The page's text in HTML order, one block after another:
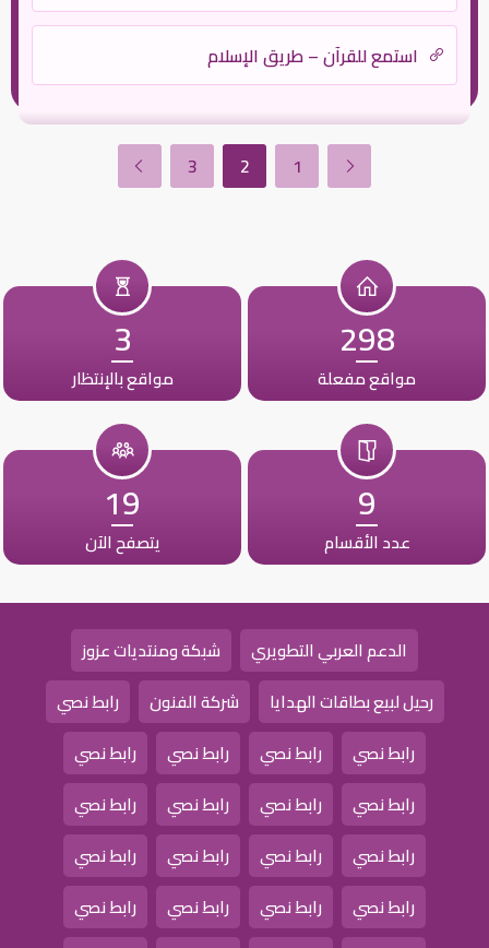
استمع للقرآن – طريق الإسلام
1
2
3
298
مواقع مفعلة
3
مواقع بالإنتظار
9
عدد الأقسام
19
يتصفح الآن
الدعم العربي التطويري
شبكة ومنتديات عزوز
رحيل لبيع بطاقات الهدايا
شركة الفنون
رابط نصي
رابط نصي
رابط نصي رابط نصي
رابط نصي
رابط نصي
رابط نصي رابط نصي
رابط نصي
رابط نصي
رابط نصي رابط نصي
رابط نصي
رابط نصي
رابط نصي رابط نصي
رابط نصي